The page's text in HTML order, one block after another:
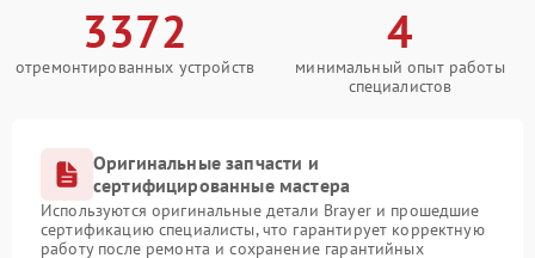
3372
отремонтированных устройств
4
минимальный опыт работы
специалистов
Оригинальные запчасти и
сертифицированные мастера
Используются оригинальные детали Brayer и прошедшие
сертификацию специалисты, что гарантирует корректную
работу после ремонта и сохранение гарантийных